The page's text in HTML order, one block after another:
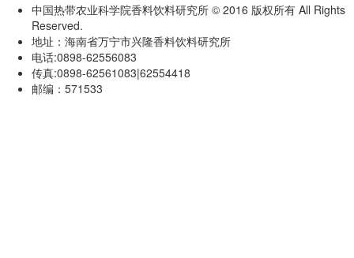
中国热带农业科学院香料饮料研究所 © 2016 版权所有 All Rights
Reserved.
地址：海南省万宁市兴隆香料饮料研究所
电话:0898-62556083
传真:0898-62561083|62554418
邮编：571533